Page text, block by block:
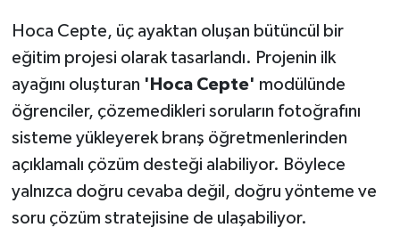
Hoca Cepte, üç ayaktan oluşan bütüncül bir
eğitim projesi olarak tasarlandı. Projenin ilk
ayağını oluşturan 'Hoca Cepte' modülünde
öğrenciler, çözemedikleri soruların fotoğrafını
sisteme yükleyerek branş öğretmenlerinden
açıklamalı çözüm desteği alabiliyor. Böylece
yalnızca doğru cevaba değil, doğru yönteme ve
soru çözüm stratejisine de ulaşabiliyor.